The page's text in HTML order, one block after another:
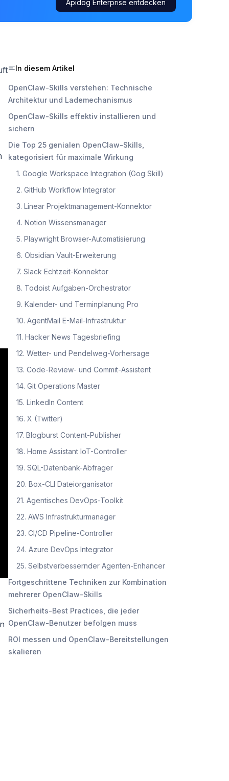
Apidog Enterprise entdecken
In diesem Artikel
OpenClaw-Skills verstehen: Technische
Architektur und Lademechanismus
OpenClaw-Skills effektiv installieren und
sichern
Die Top 25 genialen OpenClaw-Skills,
kategorisiert für maximale Wirkung
1. Google Workspace Integration (Gog Skill)
2. GitHub Workflow Integrator
3. Linear Projektmanagement-Konnektor
4. Notion Wissensmanager
5. Playwright Browser-Automatisierung
6. Obsidian Vault-Erweiterung
7. Slack Echtzeit-Konnektor
8. Todoist Aufgaben-Orchestrator
9. Kalender- und Terminplanung Pro
10. AgentMail E-Mail-Infrastruktur
11. Hacker News Tagesbriefing
12. Wetter- und Pendelweg-Vorhersage
13. Code-Review- und Commit-Assistent
14. Git Operations Master
15. LinkedIn Content
16. X (Twitter)
17. Blogburst Content-Publisher
18. Home Assistant IoT-Controller
19. SQL-Datenbank-Abfrager
20. Box-CLI Dateiorganisator
21. Agentisches DevOps-Toolkit
22. AWS Infrastrukturmanager
23. CI/CD Pipeline-Controller
24. Azure DevOps Integrator
25. Selbstverbessernder Agenten-Enhancer
Fortgeschrittene Techniken zur Kombination
mehrerer OpenClaw-Skills
Sicherheits-Best Practices, die jeder
OpenClaw-Benutzer befolgen muss
ROI messen und OpenClaw-Bereitstellungen
skalieren